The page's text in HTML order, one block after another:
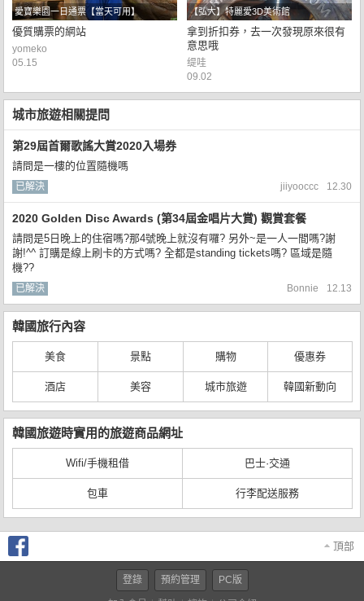
愛寶樂園一日通票【當天可用】
優質購票的網站
yomeko
05.15
【弘大】特麗愛3D美術館
拿到折扣券，去一次發現原來很有
意思哦
缇哇
09.02
城市旅遊相關提問
第29屆首爾歌謠大賞2020入場券
請問是一樓的位置隨機嗎
已解決 12.30
jiiyooccc
2020 Golden Disc Awards (第34屆金唱片大賞) 觀賞套餐
請問是5日晚上的住宿嗎?那4號晚上就沒有囉? 另外~是一人一間嗎?謝
謝!^^ 訂購是線上刷卡的方式嗎? 全都是standing tickets嗎? 區域是隨
機??
已解決 12.13
Bonnie
韓國旅行內容
美食 景點 購物 優惠券
酒店 美容 城市旅遊 韓國新動向
韓國旅遊時實用的旅遊商品網址
Wifi/手機租借 巴士·交通
包車 行李配送服務
頂部
登錄 預約管理 PC版